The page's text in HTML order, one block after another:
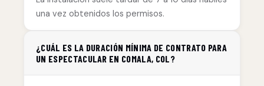
una vez obtenidos los permisos.
¿CUÁL ES LA DURACIÓN MÍNIMA DE CONTRATO PARA
UN ESPECTACULAR EN COMALA, COL?